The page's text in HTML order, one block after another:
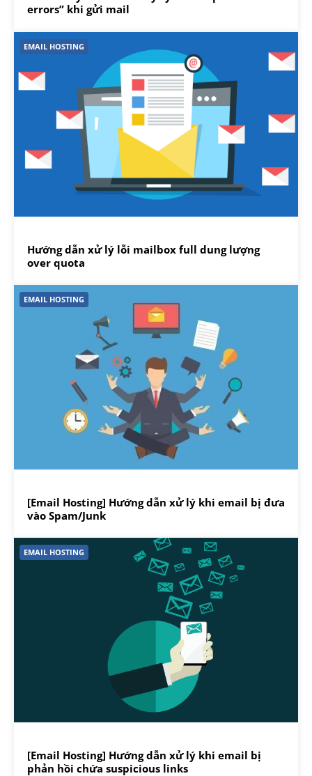
errors” khi gửi mail
EMAIL HOSTING
Hướng dẫn xử lý lỗi mailbox full dung lượng
over quota
EMAIL HOSTING
[Email Hosting] Hướng dẫn xử lý khi email bị đưa
vào Spam/Junk
EMAIL HOSTING
[Email Hosting] Hướng dẫn xử lý khi email bị
phản hồi chứa suspicious links